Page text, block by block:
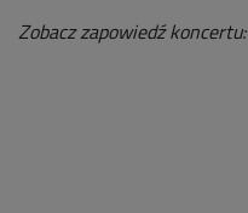
Zobacz zapowiedź koncertu: